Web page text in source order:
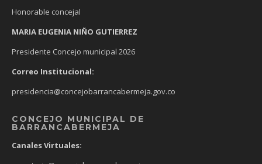
Honorable concejal
MARIA EUGENIA NIÑO GUTIERREZ
Presidente Concejo municipal 2026
Correo Institucional:
presidencia@concejobarrancabermeja.gov.co
CONCEJO MUNICIPAL DE
BARRANCABERMEJA
Canales Virtuales: